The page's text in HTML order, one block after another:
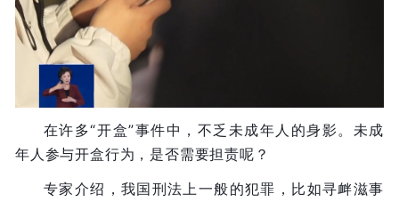
在许多“开盒”事件中，不乏未成年人的身影。未成
年人参与开盒行为，是否需要担责呢？
专家介绍，我国刑法上一般的犯罪，比如寻衅滋事